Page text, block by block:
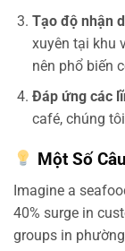
Tạo độ nhận
xuyên tại khu
nên phổ biến
Đáp ứng các
café, chúng
Một Số
Imagine a
40% surge in
groups in